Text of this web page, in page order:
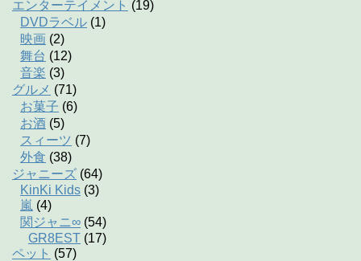
エンターテイメント (19)
DVDラベル (1)
映画 (2)
舞台 (12)
音楽 (3)
グルメ (71)
お菓子 (6)
お酒 (5)
スィーツ (7)
外食 (38)
ジャニーズ (64)
KinKi Kids (3)
嵐 (4)
関ジャニ∞ (54)
GR8EST (17)
ペット (57)